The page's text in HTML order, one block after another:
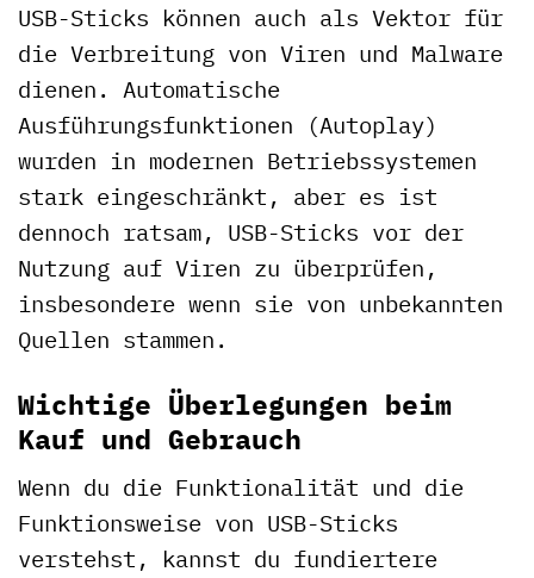
USB-Sticks können auch als Vektor für
die Verbreitung von Viren und Malware
dienen. Automatische
Ausführungsfunktionen (Autoplay)
wurden in modernen Betriebssystemen
stark eingeschränkt, aber es ist
dennoch ratsam, USB-Sticks vor der
Nutzung auf Viren zu überprüfen,
insbesondere wenn sie von unbekannten
Quellen stammen.
Wichtige Überlegungen beim
Kauf und Gebrauch
Wenn du die Funktionalität und die
Funktionsweise von USB-Sticks
verstehst, kannst du fundiertere